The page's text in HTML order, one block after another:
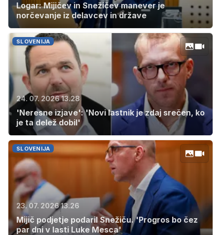
Logar: Mijičev in Snežičev manever je
norčevanje iz delavcev in države
SLOVENIJA
24. 07. 2026 13.28
'Neresne izjave': 'Novi lastnik je zdaj srečen, ko
je ta delež dobil'
SLOVENIJA
23. 07. 2026 13.26
Mijič podjetje podaril Snežiču. 'Progros bo čez
par dni v lasti Luke Mesca'